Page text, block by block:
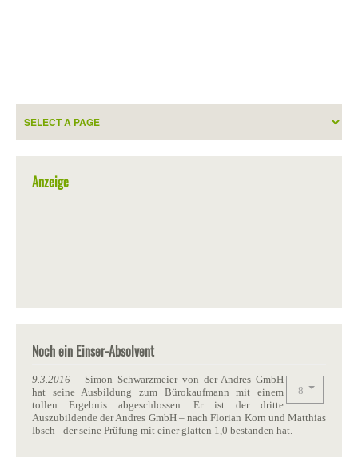
Anzeige
Noch ein Einser-Absolvent
9.3.2016 – Simon Schwarzmeier von der Andres GmbH
hat seine Ausbildung zum Bürokaufmann mit einem
tollen Ergebnis abgeschlossen. Er ist der dritte
Auszubildende der ‪‎Andres GmbH – nach Florian Korn und Matthias
Ibsch - der seine Prüfung mit einer glatten 1,0 bestanden hat.